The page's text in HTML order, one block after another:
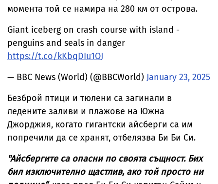
момента той се намира на 280 км от острова.
Giant iceberg on crash course with island -
penguins and seals in danger
https://t.co/kKbqDIu1QJ
— BBC News (World) (@BBCWorld) January 23, 2025
Безброй птици и тюлени са загинали в
ледените заливи и плажове на Южна
Джорджия, когато гигантски айсберги са им
попречили да се хранят, отбелязва Би Би Си.
"Айсбергите са опасни по своята същност. Бих
бил изключително щастлив, ако той просто ни